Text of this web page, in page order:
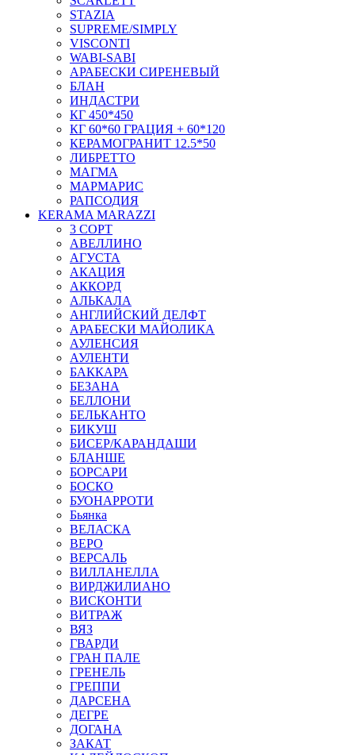
STAZIA
SUPREME/SIMPLY
VISCONTI
WABI-SABI
АРАБЕСКИ СИРЕНЕВЫЙ
БЛАН
ИНДАСТРИ
КГ 450*450
КГ 60*60 ГРАЦИЯ + 60*120
КЕРАМОГРАНИТ 12.5*50
ЛИБРЕТТО
МАГМА
МАРМАРИС
РАПСОДИЯ
KERAMA MARAZZI
3 СОРТ
АВЕЛЛИНО
АГУСТА
АКАЦИЯ
АККОРД
АЛЬКАЛА
АНГЛИЙСКИЙ ДЕЛФТ
АРАБЕСКИ МАЙОЛИКА
АУЛЕНСИЯ
АУЛЕНТИ
БАККАРА
БЕЗАНА
БЕЛЛОНИ
БЕЛЬКАНТО
БИКУШ
БИСЕР/КАРАНДАШИ
БЛАНШЕ
БОРСАРИ
БОСКО
БУОНАРРОТИ
Бьянка
ВЕЛАСКА
ВЕРО
ВЕРСАЛЬ
ВИЛЛАНЕЛЛА
ВИРДЖИЛИАНО
ВИСКОНТИ
ВИТРАЖ
ВЯЗ
ГВАРДИ
ГРАН ПАЛЕ
ГРЕНЕЛЬ
ГРЕППИ
ДАРСЕНА
ДЕГРЕ
ДОГАНА
ЗАКАТ